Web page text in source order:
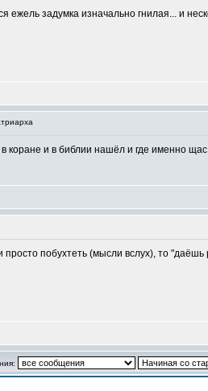
ежель задумка изначально гнилая... и
коране и в библии нашёл и где именно
побухтеть (мысли вслух), то "даёшь